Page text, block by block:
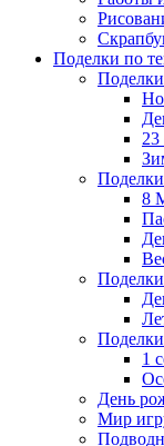
Поделки по
23
8
1
День
Мир